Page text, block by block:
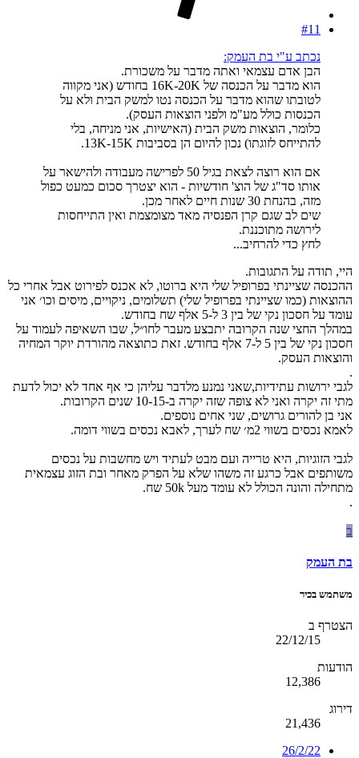
#11
נכתב ע"י בת העמק:
הבן אדם עצמאי ואתה מדבר על משכורת.
הוא מדבר על הכנסה של 16K-20K בחודש (אני מקווה
לטובתו שהוא מדבר על הכנסה נטו למשק הבית ולא על
הכנסות כולל מע"מ ולפני הוצאות העסק).
כלומר, הוצאות משק הבית (האישיות, אני מניחה, בלי
להתייחס לזוגתו) נכון להיום הן בסביבות 13K-15K.
אם הוא רוצה לצאת בגיל 50 לפרישה מעבודה ולהישאר על
אותו סד"ג של הוצ' חודשיות - הוא יצטרך סכום כמעט כפול
מזה, בהנחת 30 שנות חיים לאחר מכן.
שים לב שגם קרן הפנסיה מאד מצומצמת ואין התייחסות
לירושה מתוכננת.
לחץ כדי להרחיב...
היי, תודה על התגובות.
ההכנסה שציינתי בפרופיל שלי היא ברוטו, לא אכנס לפירוט אבל אחרי כל
ההוצאות (כמו שציינתי בפרופיל שלי) תשלומים, ניקויים, מיסים וכו׳ אני
עומד על חסכון נקי של בין 3 ל-5 אלף שח בחודש.
במהלך החצי שנה הקרובה יתבצע מעבר לחו״ל, שבו השאיפה לעמוד על
חסכון נקי של בין 5 ל-7 אלף בחודש. זאת כתוצאה מהורדת יוקר המחיה
והוצאות העסק.
.
לגבי ירושות עתידיות,שאני נמנע מלדבר עליהן כי אף אחד לא יכול לדעת
מתי זה יקרה ואני לא צופה שזה יקרה ב-10-15 שנים הקרובות.
אני בן להורים גרושים, שני אחים נוספים.
לאמא נכסים בשווי 2מ׳ שח לערך, לאבא נכסים בשווי דומה.
לגבי הזוגיות, היא טרייה ועם מבט לעתיד ויש מחשבות על נכסים
משותפים אבל כרגע זה משהו שלא על הפרק מאחר ובת הזוג עצמאית
מתחילה והונה הכולל לא עומד מעל 50k שח.
.
ב
בת העמק
משתמש בכיר
הצטרף ב
22/12/15
הודעות
12,386
דירוג
21,436
26/2/22